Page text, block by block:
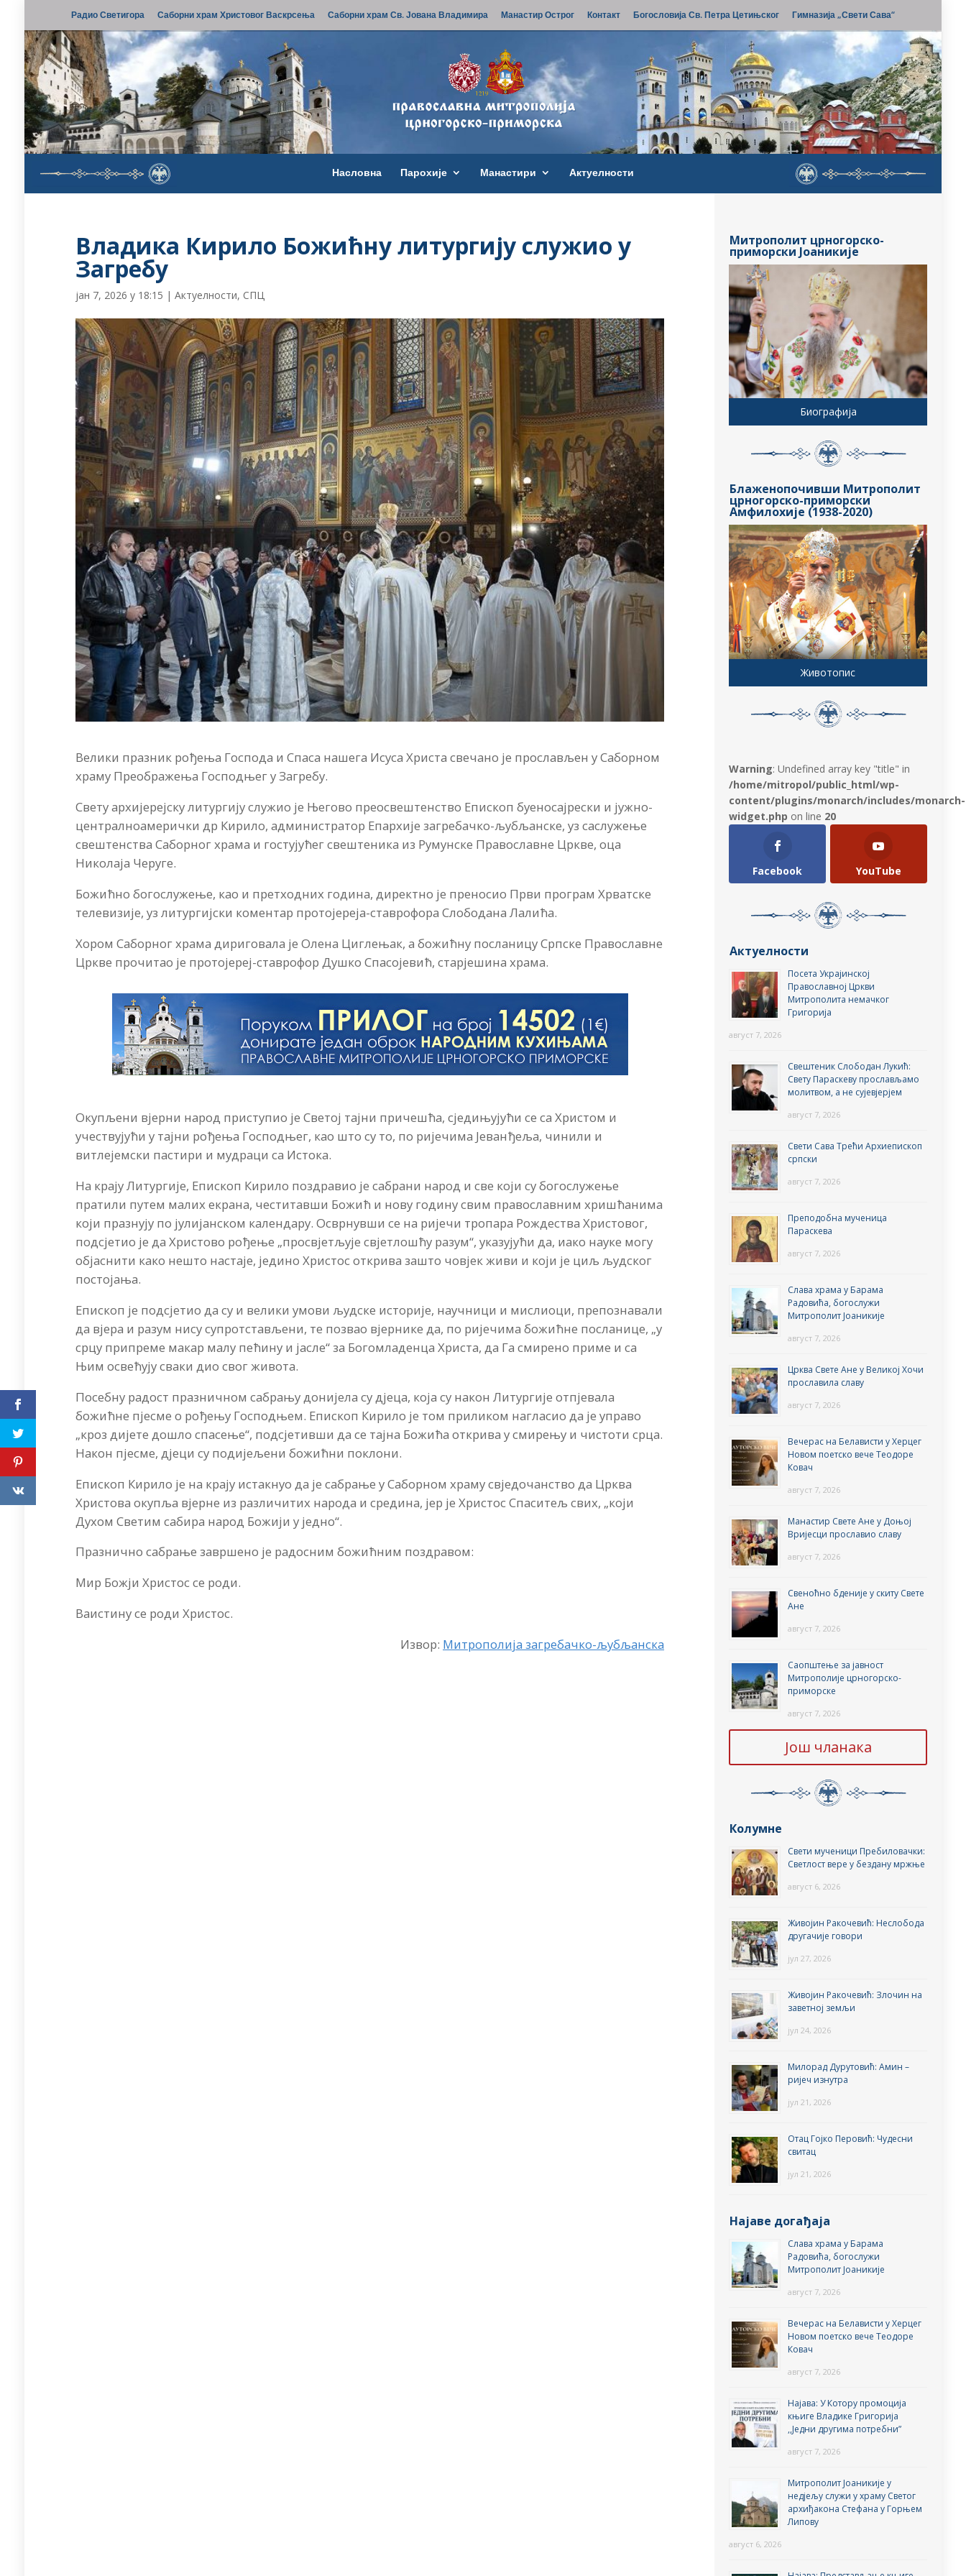
Радио Светигора Саборни храм Христовог Васкрсења Саборни храм Св. Јована Владимира Манастир Острог Контакт Богословија Св. Петра Цетињског Гимназија „Свети Сава“
Насловна Парохије Манастири Актуелности
Владика Кирило Божићну литургију служио у
Загребу
јан 7, 2026 у 18:15 |Актуелности, СПЦ
Велики празник рођења Господа и Спаса нашега Исуса Христа свечано је прослављен у Саборном
храму Преображења Господњег у Загребу.
Свету архијерејску литургију служио је Његово преосвештенство Епископ буеносајрески и јужно-
централноамерички др Кирило, администратор Епархије загребачко-љубљанске, уз саслужење
свештенства Саборног храма и гостујућег свештеника из Румунске Православне Цркве, оца
Николаја Черуге.
Божићно богослужење, као и претходних година, директно је преносио Први програм Хрватске
телевизије, уз литургијски коментар протојереја-ставрофора Слободана Лалића.
Хором Саборног храма дириговала је Олена Циглењак, а божићну посланицу Српске Православне
Цркве прочитао је протојереј-ставрофор Душко Спасојевић, старјешина храма.
Окупљени вјерни народ приступио је Светој тајни причешћа, сједињујући се са Христом и
учествујући у тајни рођења Господњег, као што су то, по ријечима Јеванђеља, чинили и
витлејемски пастири и мудраци са Истока.
На крају Литургије, Епископ Кирило поздравио је сабрани народ и све који су богослужење
пратили путем малих екрана, честитавши Божић и нову годину свим православним хришћанима
који празнују по јулијанском календару. Осврнувши се на ријечи тропара Рождества Христовог,
подсјетио је да Христово рођење „просвјетљује свјетлошћу разум“, указујући да, иако науке могу
објаснити како нешто настаје, једино Христос открива зашто човјек живи и који је циљ људског
постојања.
Епископ је подсјетио да су и велики умови људске историје, научници и мислиоци, препознавали
да вјера и разум нису супротстављени, те позвао вјернике да, по ријечима божићне посланице, „у
срцу припреме макар малу пећину и јасле“ за Богомладенца Христа, да Га смирено приме и са
Њим освећују сваки дио свог живота.
Посебну радост празничном сабрању донијела су дјеца, која су након Литургије отпјевала
божићне пјесме о рођењу Господњем. Епископ Кирило је том приликом нагласио да је управо
„кроз дијете дошло спасење“, подсјетивши да се тајна Божића открива у смирењу и чистоти срца.
Након пјесме, дјеци су подијељени божићни поклони.
Епископ Кирило је на крају истакнуо да је сабрање у Саборном храму свједочанство да Црква
Христова окупља вјерне из различитих народа и средина, јер је Христос Спаситељ свих, „који
Духом Светим сабира народ Божији у једно“.
Празнично сабрање завршено је радосним божићним поздравом:
Мир Божји Христос се роди.
Ваистину се роди Христос.
Извор: Митрополија загребачко-љубљанска
Митрополит црногорско-
приморски Јоаникије
Биографија
Блаженопочивши Митрополит
црногорско-приморски
Амфилохије (1938-2020)
Животопис
Warning: Undefined array key "title" in
/home/mitropol/public_html/wp-
content/plugins/monarch/includes/monarch-
widget.php on line 20
Facebook YouTube
Актуелности
Посета Украјинској
Православној Цркви
Митрополита немачког
Григорија
август 7, 2026
Свештеник Слободан Лукић:
Свету Параскеву прослављамо
молитвом, а не сујевјерјем
август 7, 2026
Свети Сава Трећи Архиепископ
српски
август 7, 2026
Преподобна мученица
Параскева
август 7, 2026
Слава храма у Барама
Радовића, богослужи
Митрополит Јоаникије
август 7, 2026
Црква Свете Ане у Великој Хочи
прославила славу
август 7, 2026
Вечерас на Белависти у Херцег
Новом поетско вече Теодоре
Ковач
август 7, 2026
Манастир Свете Ане у Доњој
Вријесци прославио славу
август 7, 2026
Свеноћно бденије у скиту Свете
Ане
август 7, 2026
Саопштење за јавност
Митрополије црногорско-
приморске
август 7, 2026
Још чланака
Колумне
Свети мученици Пребиловачки:
Светлост вере у бездану мржње
август 6, 2026
Живојин Ракочевић: Неслобода
другачије говори
јул 27, 2026
Живојин Ракочевић: Злочин на
заветној земљи
јул 24, 2026
Милорад Дурутовић: Амин –
ријеч изнутра
јул 21, 2026
Отац Гојко Перовић: Чудесни
свитац
јул 21, 2026
Најаве догађаја
Слава храма у Барама
Радовића, богослужи
Митрополит Јоаникије
август 7, 2026
Вечерас на Белависти у Херцег
Новом поетско вече Теодоре
Ковач
август 7, 2026
Најава: У Котору промоција
књиге Владике Григорија
,,Једни другима потребни”
август 7, 2026
Митрополит Јоаникије у
недјељу служи у храму Светог
архиђакона Стефана у Горњем
Липову
август 6, 2026